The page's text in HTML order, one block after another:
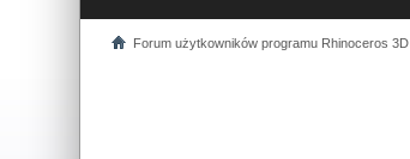
Forum użytkowników programu Rhinoceros 3D